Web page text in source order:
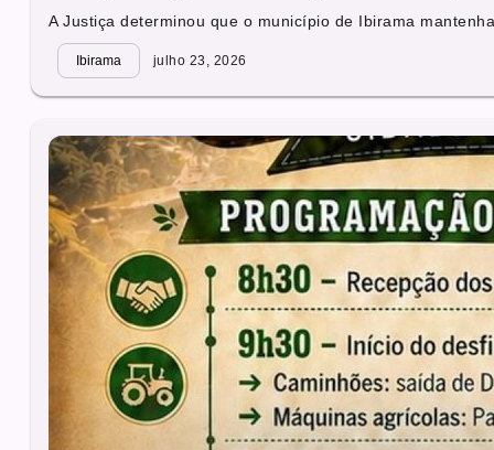
A Justiça determinou que o município de Ibirama
Ibirama julho 23, 2026